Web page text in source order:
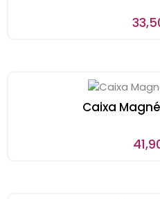
Caixa